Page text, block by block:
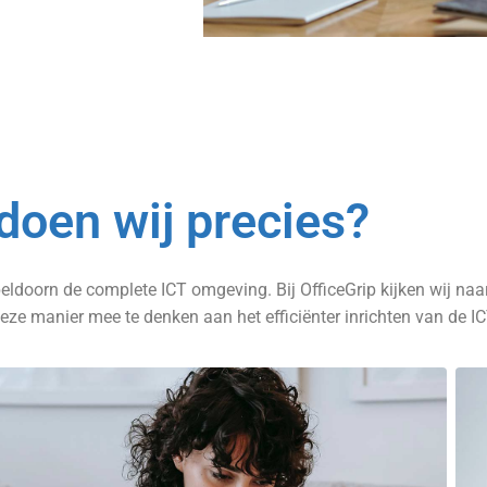
wij precies?
de complete ICT omgeving. Bij OfficeGrip kijken wij
manier mee te denken aan het efficiënter inrichten van de